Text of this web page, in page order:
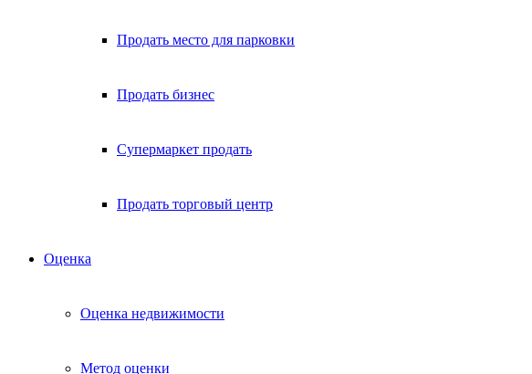
Продать место для парковки
Продать бизнес
Супермаркет продать
Продать торговый центр
Оценка
Оценка недвижимости
Метод оценки